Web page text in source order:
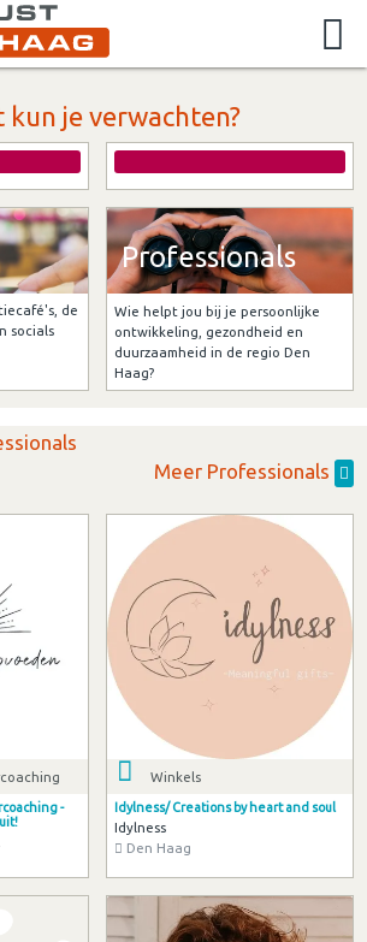
kun je verwachten?
de
socials
Professionals
Wie helpt jou bij je persoonlijke
ontwikkeling, gezondheid en
duurzaamheid in de regio Den
Haag?
Meer Professionals
-
Winkels
Idylness/ Creations by heart and soul
Idylness
Den Haag